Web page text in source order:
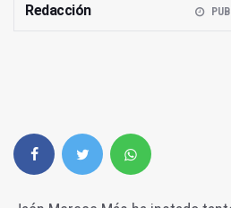
Redacción